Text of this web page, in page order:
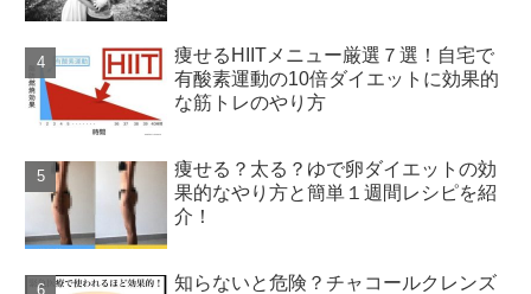
痩せるHIITメニュー厳選７選！自宅で
有酸素運動の10倍ダイエットに効果的
な筋トレのやり方
痩せる？太る？ゆで卵ダイエットの効
果的なやり方と簡単１週間レシピを紹
介！
知らないと危険？チャコールクレンズ